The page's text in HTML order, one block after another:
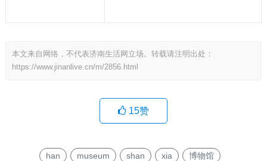
本文来自网络，不代表济南生活网立场。转载请注明出处：
https://www.jinanlive.cn/m/2856.html
15赞
han museum shan xia 博物馆